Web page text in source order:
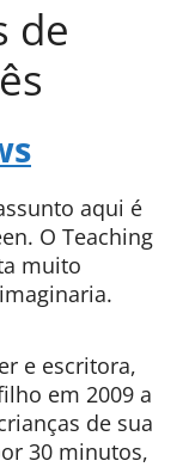
de
aqui é
O Teaching
muito
e escritora,
em 2009 a
de sua
30 minutos,